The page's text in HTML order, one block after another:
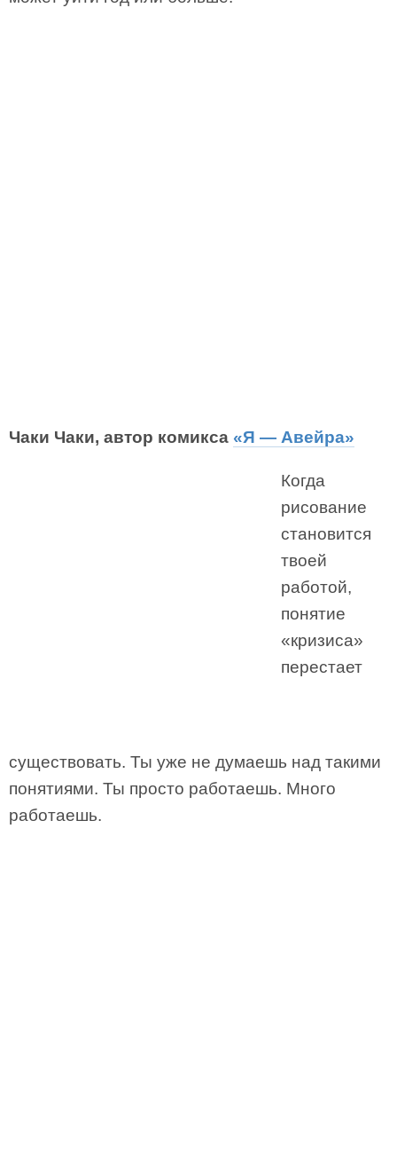
Чаки Чаки, автор комикса «Я — Авейра»
Когда
рисование
становится
твоей
работой,
понятие
«кризиса»
перестает
существовать. Ты уже не думаешь над такими
понятиями. Ты просто работаешь. Много
работаешь.